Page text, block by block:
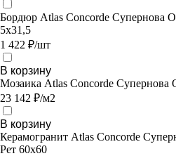
Бордюр Atlas Concorde Супернова
5x31,5
1 422 ₽/шт
В корзину
Мозаика Atlas Concorde
23 142 ₽/м2
В корзину
Керамогранит Atlas Concorde
Рет 60х60